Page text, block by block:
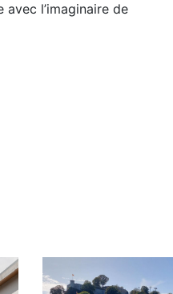
l’imaginaire de